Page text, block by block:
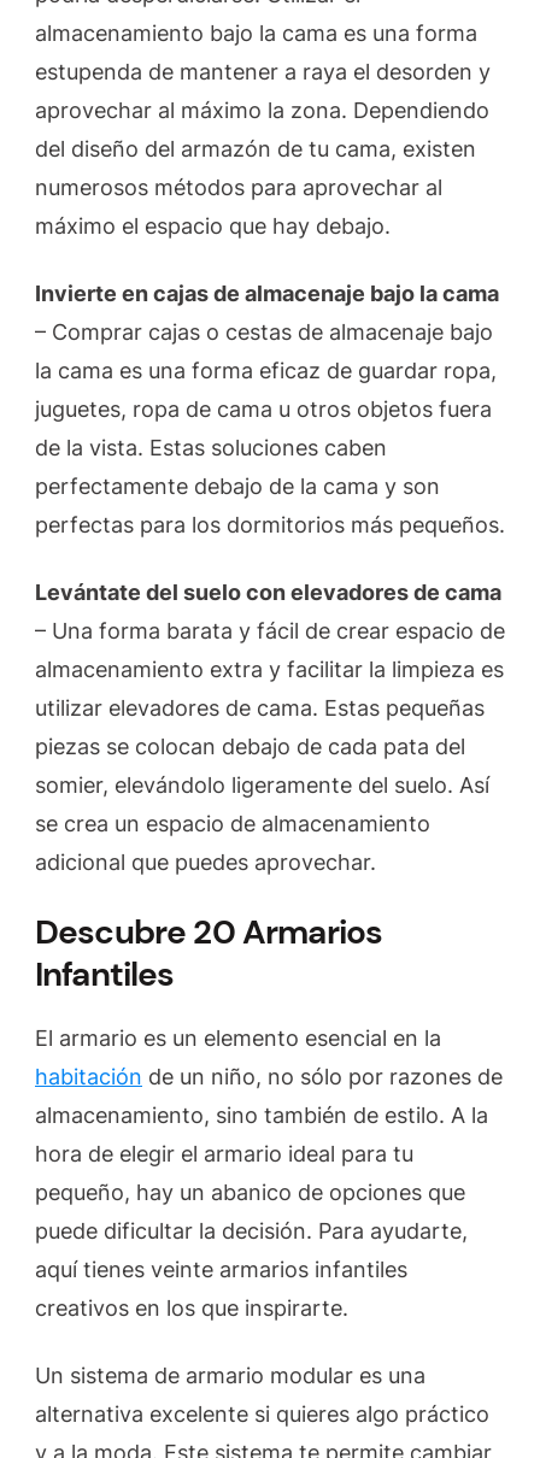
almacenamiento bajo la cama es una forma
estupenda de mantener a raya el desorden y
aprovechar al máximo la zona. Dependiendo
del diseño del armazón de tu cama, existen
numerosos métodos para aprovechar al
máximo el espacio que hay debajo.
Invierte en cajas de almacenaje bajo la cama
– Comprar cajas o cestas de almacenaje bajo
la cama es una forma eficaz de guardar ropa,
juguetes, ropa de cama u otros objetos fuera
de la vista. Estas soluciones caben
perfectamente debajo de la cama y son
perfectas para los dormitorios más pequeños.
Levántate del suelo con elevadores de cama
– Una forma barata y fácil de crear espacio de
almacenamiento extra y facilitar la limpieza es
utilizar elevadores de cama. Estas pequeñas
piezas se colocan debajo de cada pata del
somier, elevándolo ligeramente del suelo. Así
se crea un espacio de almacenamiento
adicional que puedes aprovechar.
Descubre 20 Armarios
Infantiles
El armario es un elemento esencial en la
habitación de un niño, no sólo por razones de
almacenamiento, sino también de estilo. A la
hora de elegir el armario ideal para tu
pequeño, hay un abanico de opciones que
puede dificultar la decisión. Para ayudarte,
aquí tienes veinte armarios infantiles
creativos en los que inspirarte.
Un sistema de armario modular es una
alternativa excelente si quieres algo práctico
y a la moda. Este sistema te permite cambiar